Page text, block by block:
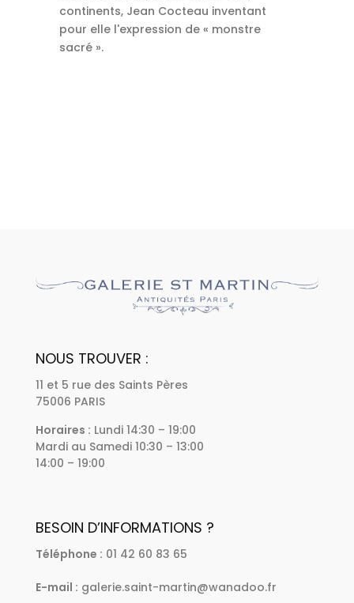
continents, Jean Cocteau inventant
pour elle l'expression de « monstre
sacré ».
NOUS TROUVER :
11 et 5 rue des Saints Pères
75006 PARIS
Horaires : Lundi 14:30 – 19:00
Mardi au Samedi 10:30 – 13:00
14:00 – 19:00
BESOIN D’INFORMATIONS ?
Téléphone : 01 42 60 83 65
E-mail : galerie.saint-martin@wanadoo.fr